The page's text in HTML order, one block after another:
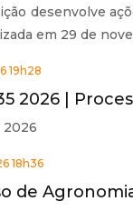
desenvolve
em 29 de
19h28
2026 |
2026
18h36
de